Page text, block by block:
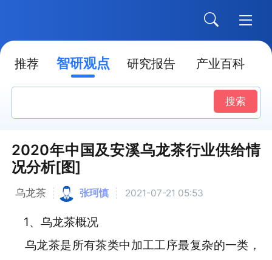
推荐 智研观点 研究报告 产业百科
搜索
2020年中国及安溪乌龙茶行业供给情
况分析[图]
乌龙茶 张珂慎 2021-07-21 05:53
1、乌龙茶概况
乌龙茶是所有茶类中加工工序最复杂的一类，